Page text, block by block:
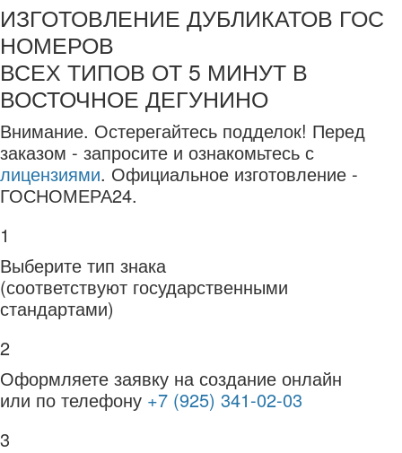
ИЗГОТОВЛЕНИЕ ДУБЛИКАТОВ ГОС
НОМЕРОВ
ВСЕХ ТИПОВ ОТ 5 МИНУТ В
ВОСТОЧНОЕ ДЕГУНИНО
Внимание. Остерегайтесь подделок! Перед
заказом - запросите и ознакомьтесь с
лицензиями. Официальное изготовление -
ГОСНОМЕРА24.
1
Выберите тип знака
(соответствуют государственными
стандартами)
2
Оформляете заявку на создание онлайн
или по телефону +7 (925) 341-02-03
3